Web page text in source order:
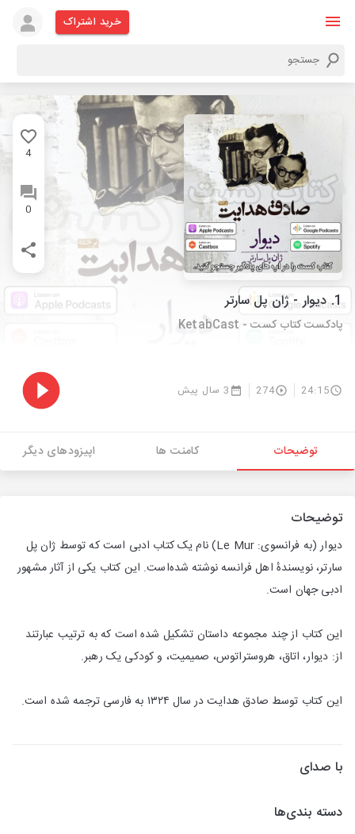
خرید اشتراک
4
0
1. دیوار - ژان پل سارتر
پادکست کتاب کست - KetabCast
24:15
274 3 سال پیش
توضیحات کامنت ها اپیزودهای دیگر
توضیحات
دیوار (به فرانسوی: Le Mur) نام یک کتاب ادبی است که توسط ژان پل
سارتر، نویسندهٔ اهل فرانسه نوشته شده‌است. این کتاب یکی از آثار مشهور
ادبی جهان است.
این کتاب از چند مجموعه داستان تشکیل شده است که به ترتیب عبارتند
از: دیوار، اتاق، هروستراتوس، صمیمیت، و کودکی یک رهبر.
این کتاب توسط صادق هدایت در سال ۱۳۲۴ به فارسی ترجمه شده است.
با صدای
دسته بندی‌ها